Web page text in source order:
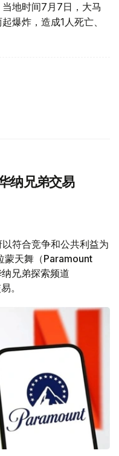
地时间7月7日，大马
爆炸，造成1人死亡、
纳兄弟交易
以符合竞争和公共利益为
蒙天舞（Paramount
兄弟探索频道
。